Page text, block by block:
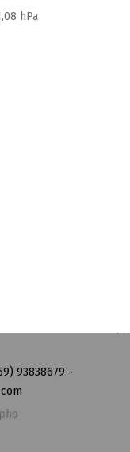
hPa
93838679 -